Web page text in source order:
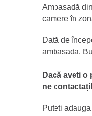
Ambasadă
camere în
Dată de
ambasada.
Dacă aveti o
ne contactați!
Puteti